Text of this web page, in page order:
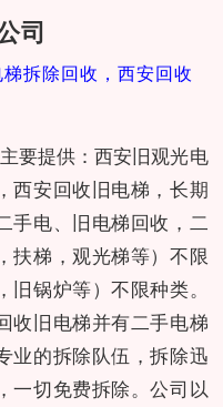
司
拆除回收，西安回收
要提供：西安旧观光电
西安回收旧电梯，长期
手电、旧电梯回收，二
扶梯，观光梯等）不限
锅炉等）不限种类。
收旧电梯并有二手电梯
业的拆除队伍，拆除迅
一切免费拆除。公司以